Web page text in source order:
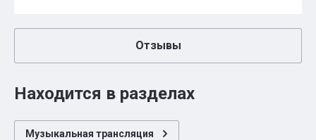
Отзывы
Находится в разделах
Музыкальная трансляция